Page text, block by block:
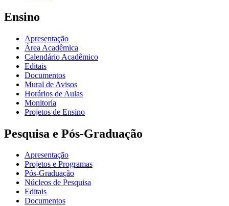
Ensino
Apresentação
Área Acadêmica
Calendário Acadêmico
Editais
Documentos
Mural de Avisos
Horários de Aulas
Monitoria
Projetos de Ensino
Pesquisa e Pós-Graduação
Apresentação
Projetos e Programas
Pós-Graduação
Núcleos de Pesquisa
Editais
Documentos